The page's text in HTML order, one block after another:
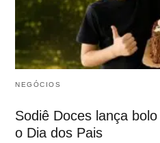
NEGÓCIOS
Sodiê Doces lança
o Dia dos Pais